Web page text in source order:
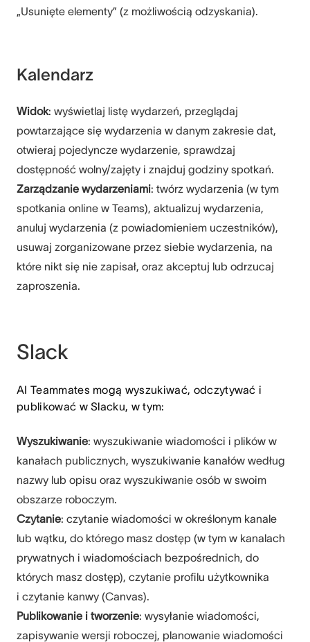
„Usunięte elementy” (z możliwością odzyskania).
Kalendarz
Widok: wyświetlaj listę wydarzeń, przeglądaj
powtarzające się wydarzenia w danym zakresie dat,
otwieraj pojedyncze wydarzenie, sprawdzaj
dostępność wolny/zajęty i znajduj godziny spotkań.
Zarządzanie wydarzeniami: twórz wydarzenia (w tym
spotkania online w Teams), aktualizuj wydarzenia,
anuluj wydarzenia (z powiadomieniem uczestników),
usuwaj zorganizowane przez siebie wydarzenia, na
które nikt się nie zapisał, oraz akceptuj lub odrzucaj
zaproszenia.
Slack
AI Teammates mogą wyszukiwać, odczytywać i
publikować w Slacku, w tym:
Wyszukiwanie: wyszukiwanie wiadomości i plików w
kanałach publicznych, wyszukiwanie kanałów według
nazwy lub opisu oraz wyszukiwanie osób w swoim
obszarze roboczym.
Czytanie: czytanie wiadomości w określonym kanale
lub wątku, do którego masz dostęp (w tym w kanalach
prywatnych i wiadomościach bezpośrednich, do
których masz dostęp), czytanie profilu użytkownika
i czytanie kanwy (Canvas).
Publikowanie i tworzenie: wysyłanie wiadomości,
zapisywanie wersji roboczej, planowanie wiadomości